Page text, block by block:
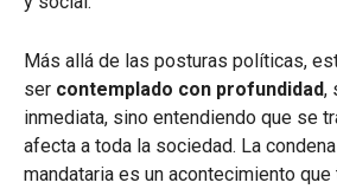
Más allá de las posturas políticas,
ser contemplado con profundidad,
inmediata, sino entendiendo que se
afecta a toda la sociedad. La
mandataria es un acontecimiento